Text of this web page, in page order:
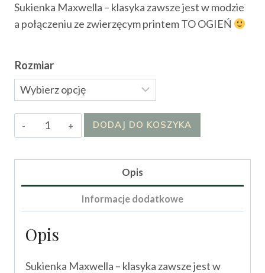
wynosiła:wynosi:
Sukienka Maxwella – klasyka zawsze jest w modzie
a połączeniu ze zwierzęcym printem TO OGIEŃ
Rozmiar
ilość
Sukienka
DODAJ DO KOSZYKA
Opis
Informacje dodatkowe
Opis
Sukienka Maxwella – klasyka zawsze jest w